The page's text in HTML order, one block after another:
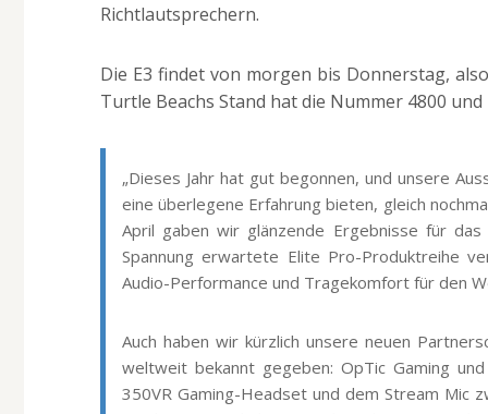
Richtlautsprechern.
Die E3 findet von morgen bis Donnerstag,
Turtle Beachs Stand hat die Nummer 4800
„Dieses Jahr hat gut begonnen, und unsere
eine überlegene Erfahrung bieten, gleich
April gaben wir glänzende Ergebnisse für
Spannung erwartete Elite Pro-Produktreihe
Audio-Performance und Tragekomfort für den
Auch haben wir kürzlich unsere neuen
weltweit bekannt gegeben: OpTic Gaming
350VR Gaming-Headset und dem Stream Mic